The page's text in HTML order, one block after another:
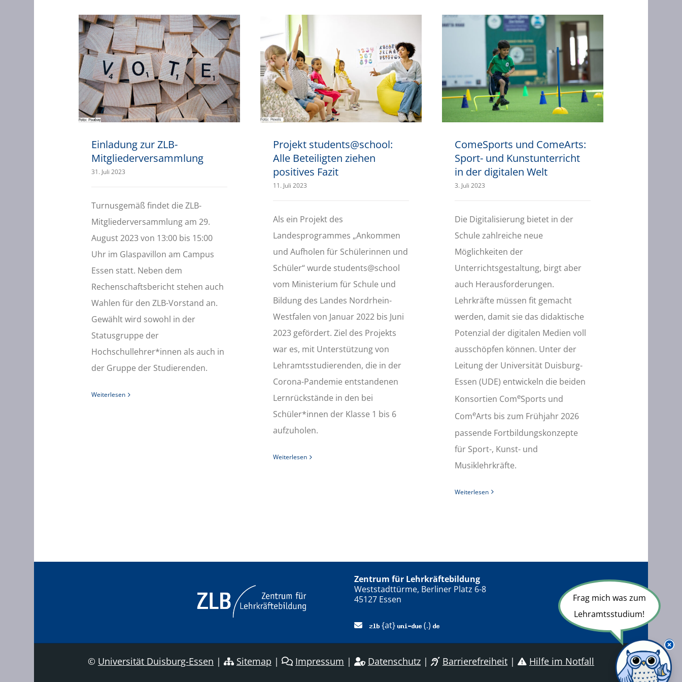
Einladung zur ZLB-
Mitgliederversammlung
31. Juli 2023
Turnusgemäß findet die ZLB-
Mitgliederversammlung am 29.
August 2023 von 13:00 bis 15:00
Uhr im Glaspavillon am Campus
Essen statt. Neben dem
Rechenschaftsbericht stehen auch
Wahlen für den ZLB-Vorstand an.
Gewählt wird sowohl in der
Statusgruppe der
Hochschullehrer*innen als auch in
der Gruppe der Studierenden.
Weiterlesen
Projekt students@school:
Alle Beteiligten ziehen
positives Fazit
11. Juli 2023
Als ein Projekt des
Landesprogrammes „Ankommen
und Aufholen für Schülerinnen und
Schüler“ wurde students@school
vom Ministerium für Schule und
Bildung des Landes Nordrhein-
Westfalen von Januar 2022 bis Juni
2023 gefördert. Ziel des Projekts
war es, mit Unterstützung von
Lehramtsstudierenden, die in der
Corona-Pandemie entstandenen
Lernrückstände in den bei
Schüler*innen der Klasse 1 bis 6
aufzuholen.
Weiterlesen
ComeSports und ComeArts:
Sport- und Kunstunterricht
in der digitalen Welt
3. Juli 2023
Die Digitalisierung bietet in der
Schule zahlreiche neue
Möglichkeiten der
Unterrichtsgestaltung, birgt aber
auch Herausforderungen.
Lehrkräfte müssen fit gemacht
werden, damit sie das didaktische
Potenzial der digitalen Medien voll
ausschöpfen können. Unter der
Leitung der Universität Duisburg-
Essen (UDE) entwickeln die beiden
Konsortien ComeSports und
ComeArts bis zum Frühjahr 2026
passende Fortbildungskonzepte
für Sport-, Kunst- und
Musiklehrkräfte.
Weiterlesen
Zentrum für Lehrkräftebildung
Weststadttürme, Berliner Platz 6-8
45127 Essen
{at} (.)
© Universität Duisburg-Essen | Sitemap | Impressum | Datenschutz | Barrierefreiheit | Hilfe im Notfall
Frag mich was zum
Lehramtsstudium!